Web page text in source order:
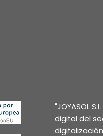
"JOYASOL
digital del